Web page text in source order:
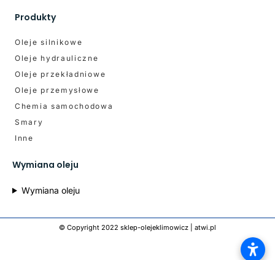
Produkty
Oleje silnikowe
Oleje hydrauliczne
Oleje przekładniowe
Oleje przemysłowe
Chemia samochodowa
Smary
Inne
Wymiana oleju
Wymiana oleju
© Copyright 2022 sklep-olejeklimowicz | atwi.pl